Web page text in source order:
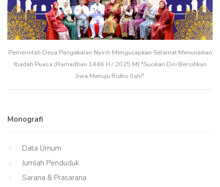
Pemerintah Desa Pangakalan Nyirih Mengucapkan Selamat Menunaikan
Ibadah Puasa (Ramadhan 1446 H / 2025 M) "Sucikan Diri Bersihkan
Jiwa Menuju Ridho Ilahi"
Monografi
Data Umum
Jumlah Penduduk
Sarana & Prasarana